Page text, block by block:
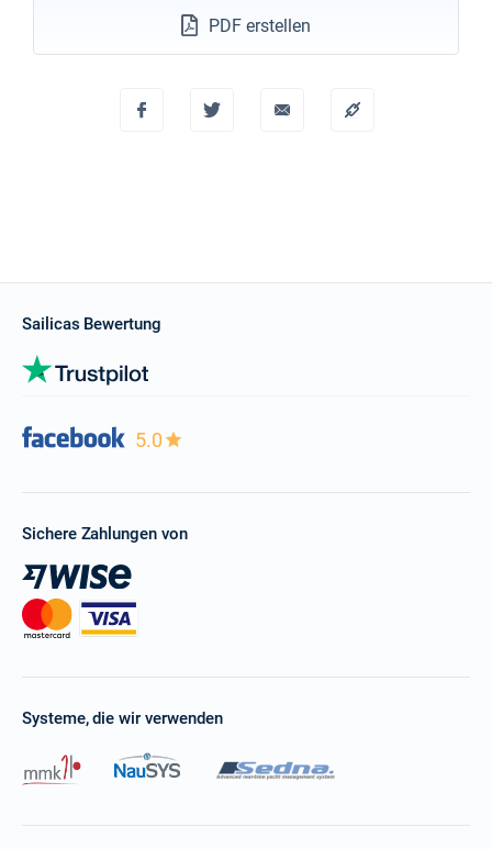
PDF erstellen
Sailicas Bewertung
5.0
Sichere Zahlungen von
Systeme, die wir verwenden